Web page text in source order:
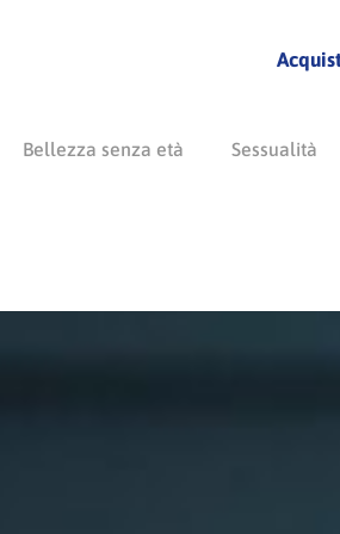
Bellezza senza età Sessualità